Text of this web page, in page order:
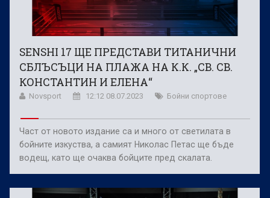
SENSHI 17 ЩЕ ПРЕДСТАВИ ТИТАНИЧНИ
СБЛЪСЪЦИ НА ПЛАЖА НА К.К. „СВ. СВ.
КОНСТАНТИН И ЕЛЕНА“
Novsport 12:12 08.07.2023 Бойни спортове
Част от новото издание са и много от светилата в
бойните изкуства, а самият Николас Петас ще бъде
водещ, като ще очаква бойците пред скалата.